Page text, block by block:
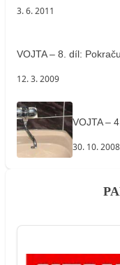
3. 6. 2011
VOJTA – 8. díl:
12. 3. 2009
VOJTA –
30. 10. 2008